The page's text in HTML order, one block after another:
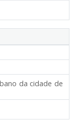
da cidade de